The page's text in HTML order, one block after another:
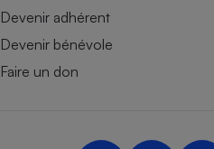
Devenir adhérent
Devenir bénévole
Faire un don